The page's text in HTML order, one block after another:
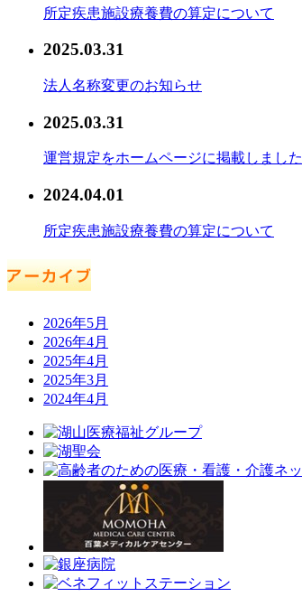
所定疾患施設療養費の算定について
2025.03.31
法人名称変更のお知らせ
2025.03.31
運営規定をホームページに掲載しました
2024.04.01
所定疾患施設療養費の算定について
2026年5月
2026年4月
2025年4月
2025年3月
2024年4月